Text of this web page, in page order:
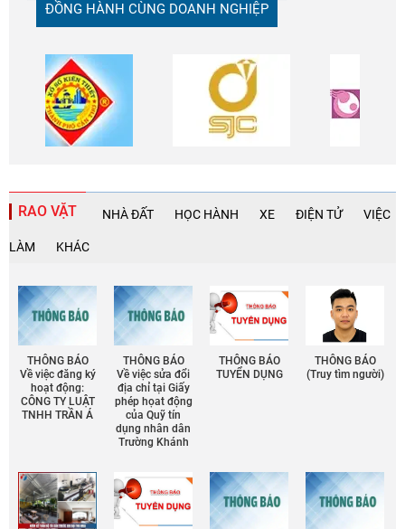
ĐỒNG HÀNH CÙNG DOANH NGHIỆP
RAO VẶT NHÀ ĐẤT HỌC HÀNH XE ĐIỆN TỬ VIỆC
LÀM KHÁC
THÔNG BÁO
Về việc đăng ký
hoạt động:
CÔNG TY LUẬT
TNHH TRẦN Á
THÔNG BÁO
Về việc sửa đổi
địa chỉ tại Giấy
phép họat động
của Quỹ tín
dụng nhân dân
Trường Khánh
THÔNG BÁO
TUYỂN DỤNG
THÔNG BÁO
(Truy tìm người)